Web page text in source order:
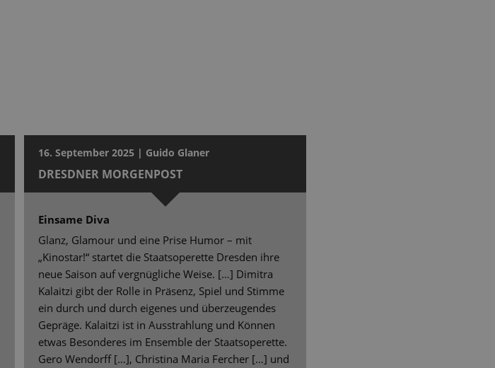
16. September 2025 | Guido Glaner
DRESDNER MORGENPOST
Einsame Diva
Glanz, Glamour und eine Prise Humor – mit
„Kinostar!“ startet die Staatsoperette Dresden ihre
neue Saison auf vergnügliche Weise. […] Dimitra
Kalaitzi gibt der Rolle in Präsenz, Spiel und Stimme
ein durch und durch eigenes und überzeugendes
Gepräge. Kalaitzi ist in Ausstrahlung und Können
etwas Besonderes im Ensemble der Staatsoperette.
Gero Wendorff […], Christina Maria Fercher […] und